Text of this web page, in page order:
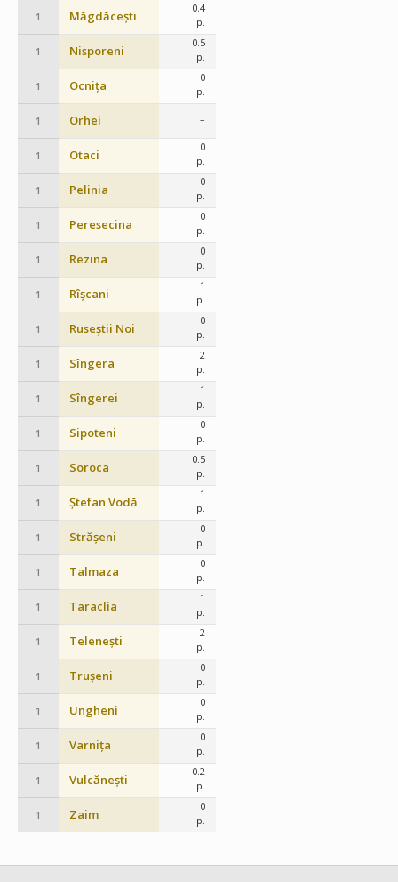
1 Măgdăcești
0.4
p.
1 Nisporeni
0.5
p.
1 Ocnița
0
p.
1 Orhei –
1 Otaci
0
p.
1 Pelinia
0
p.
1 Peresecina
0
p.
1 Rezina
0
p.
1 Rîșcani
1
p.
1 Ruseștii Noi
0
p.
1 Sîngera
2
p.
1 Sîngerei
1
p.
1 Sipoteni
0
p.
1 Soroca
0.5
p.
1 Ștefan Vodă
1
p.
1 Strășeni
0
p.
1 Talmaza
0
p.
1 Taraclia
1
p.
1 Telenești
2
p.
1 Trușeni
0
p.
1 Ungheni
0
p.
1 Varnița
0
p.
1 Vulcănești
0.2
p.
1 Zaim
0
p.